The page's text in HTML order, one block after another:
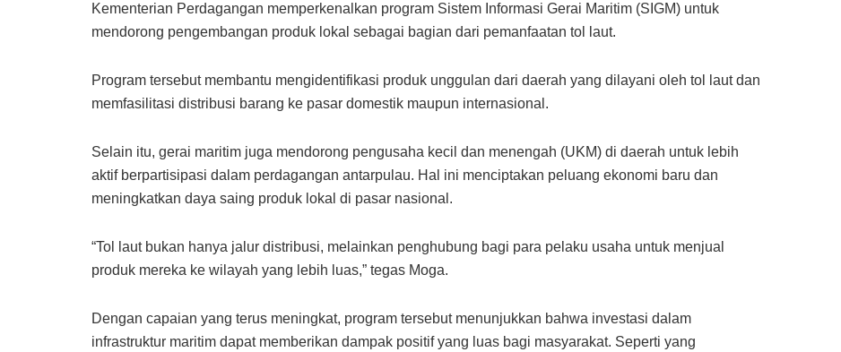
Kementerian Perdagangan memperkenalkan program Sistem Informasi Gerai Maritim (SIGM) untuk
mendorong pengembangan produk lokal sebagai bagian dari pemanfaatan tol laut.
Program tersebut membantu mengidentifikasi produk unggulan dari daerah yang dilayani oleh tol laut dan
memfasilitasi distribusi barang ke pasar domestik maupun internasional.
Selain itu, gerai maritim juga mendorong pengusaha kecil dan menengah (UKM) di daerah untuk lebih
aktif berpartisipasi dalam perdagangan antarpulau. Hal ini menciptakan peluang ekonomi baru dan
meningkatkan daya saing produk lokal di pasar nasional.
“Tol laut bukan hanya jalur distribusi, melainkan penghubung bagi para pelaku usaha untuk menjual
produk mereka ke wilayah yang lebih luas,” tegas Moga.
Dengan capaian yang terus meningkat, program tersebut menunjukkan bahwa investasi dalam
infrastruktur maritim dapat memberikan dampak positif yang luas bagi masyarakat. Seperti yang